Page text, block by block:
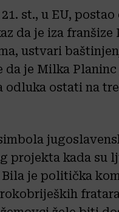
st., u EU,
da je iza
ustvari
da je Milka
odluka ostati na
projekta kada su
je politička